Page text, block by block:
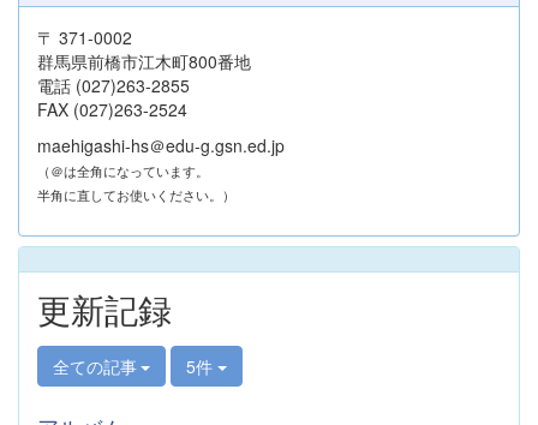
〒 371-0002
群馬県前橋市江木町800番地
電話 (027)263-2855
FAX (027)263-2524
maehigashi-hs＠edu-g.gsn.ed.jp
（＠は全角になっています。
半角に直してお使いください。）
更新記録
全ての記事 5件